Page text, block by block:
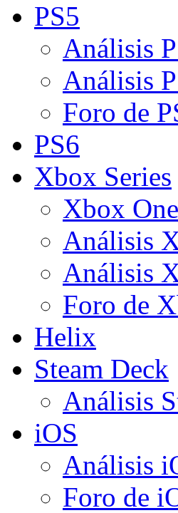
PS5
Análisis
Análisis
Foro de
PS6
Xbox Series
Xbox One
Análisis
Análisis
Foro de
Helix
Steam Deck
Análisis
iOS
Análisis
Foro de